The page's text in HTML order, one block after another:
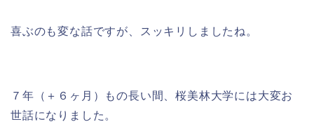
喜ぶのも変な話ですが、スッキリしましたね。
７年（＋６ヶ月）もの長い間、桜美林大学には大変お
世話になりました。